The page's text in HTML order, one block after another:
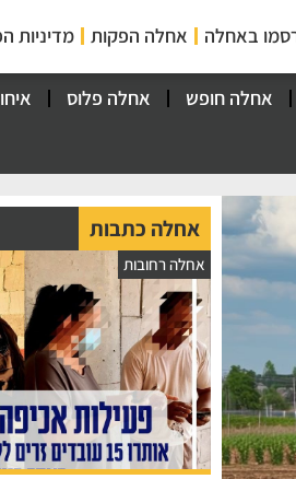
באחלה אחלה הפקות מדיניות
אחלה חופש אחלה פלוס
אחלה כתבות
אחלה רחובות